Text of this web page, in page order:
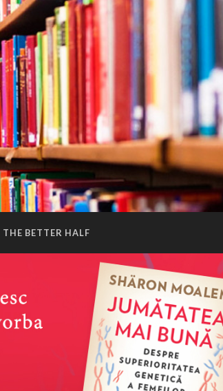
THE BETTER HALF